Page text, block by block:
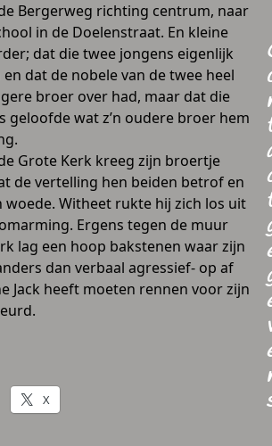
Bergerweg richting centrum, naar
in de Doelenstraat. En kleine
dat die twee jongens eigenlijk
dat de nobele van de twee heel
broer over had, maar dat die
geloofde wat z’n oudere broer hem
Grote Kerk kreeg zijn broertje
de vertelling hen beiden betrof en
Witheet rukte hij zich los uit
Ergens tegen de muur
lag een hoop bakstenen waar zijn
dan verbaal agressief- op af
Jack heeft moeten rennen voor zijn
X
t
t